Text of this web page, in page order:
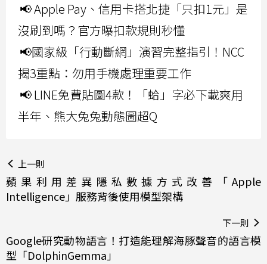
📢 Apple Pay、信用卡搭北捷「只扣1元」是
沒刷到嗎？官方曝扣款規則秒懂
📢國家級「行動斷網」演習完整指引！NCC
揭3重點：勿用手機處理重要工作
📢 LINE免費貼圖4款！「蛤」字必下載爽用
半年、熊大兔兔動態圖超Q
上一則
蘋果利用差異隱私數據方式改善「Apple
Intelligence」服務背後使用模型架構
下一則
Google研究動物語言！打造能理解海豚聲音的語言模
型「DolphinGemma」